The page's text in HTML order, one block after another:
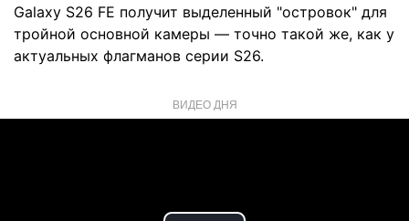
Galaxy S26 FE получит выделенный "островок" для
тройной основной камеры — точно такой же, как у
актуальных флагманов серии S26.
ВИДЕО ДНЯ